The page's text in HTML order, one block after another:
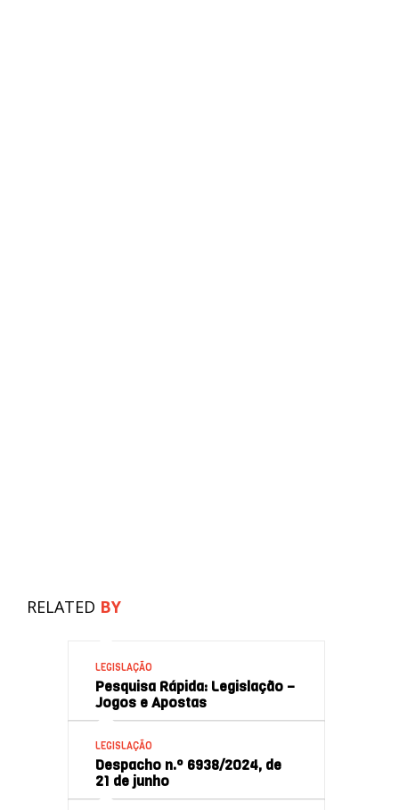
RELATED BY
LEGISLAÇÃO
Pesquisa Rápida: Legislação –
Jogos e Apostas
LEGISLAÇÃO
Despacho n.º 6938/2024, de
21 de junho